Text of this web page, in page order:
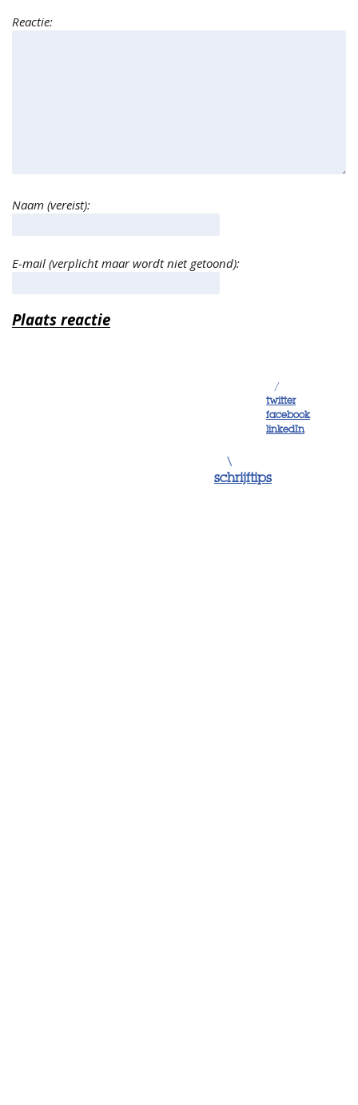
Reactie:
Naam (vereist):
E-mail (verplicht maar wordt niet getoond):
/
twitter
facebook
linkedIn
\
schrijftips